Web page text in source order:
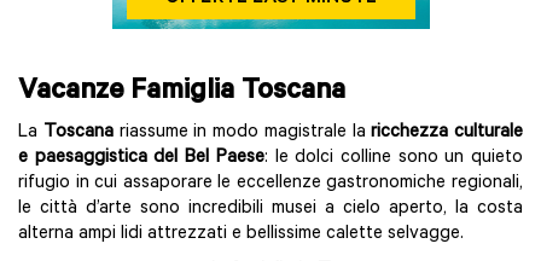
Vacanze Famiglia Toscana
La Toscanariassume in modo magistrale laricchezza culturale
e paesaggistica del Bel Paese: le dolci colline sono un quieto
rifugio in cui assaporare le eccellenze gastronomiche regionali,
le città d’arte sono incredibili musei a cielo aperto, la costa
alterna ampi lidi attrezzati e bellissime calette selvagge.